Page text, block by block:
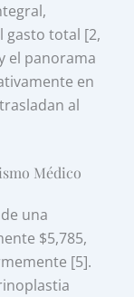
gasto total [2,
el panorama
en
al
Médico
una
$5,785,
[5].